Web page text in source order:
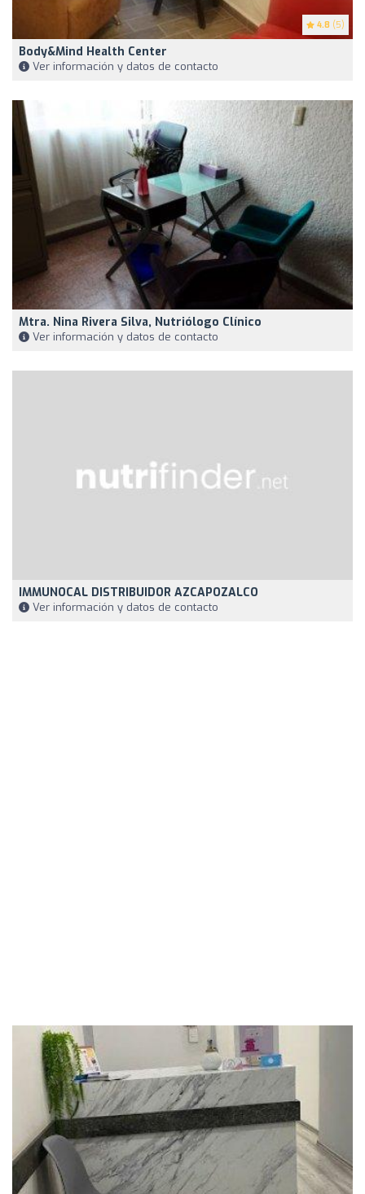
4.8 (5)
Body&Mind Health Center
Ver información y datos de contacto
Mtra. Nina Rivera Silva, Nutriólogo Clínico
Ver información y datos de contacto
IMMUNOCAL DISTRIBUIDOR AZCAPOZALCO
Ver información y datos de contacto